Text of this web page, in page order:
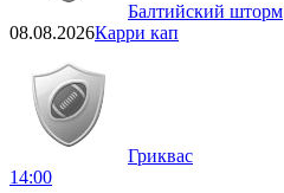
Балтийский шторм
08.08.2026Карри кап
Гриквас
14:00